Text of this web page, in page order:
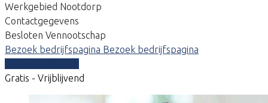
Werkgebied Nootdorp
Contactgegevens
Besloten Vennootschap
Bezoek bedrijfspagina Bezoek bedrijfspagina
Gratis - Vrijblijvend